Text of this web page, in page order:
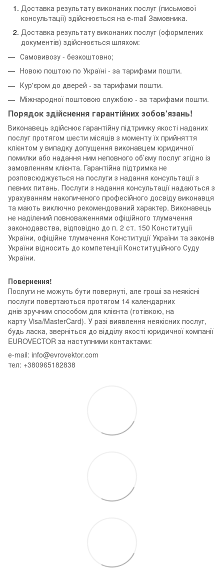
Доставка результату виконаних послуг (письмової
консультації) здійснюється на e-mail Замовника.
Доставка результату виконаних послуг (оформлених
документів) здійснюється шляхом:
Самовивозу - безкоштовно;
Новою поштою по Україні - за тарифами пошти.
Кур'єром до дверей - за тарифами пошти.
Міжнародної поштовою службою - за тарифами пошти.
Порядок здійснення гарантійних зобов'язань!
Виконавець здійснює гарантійну підтримку якості наданих
послуг протягом шести місяців з моменту їх прийняття
клієнтом у випадку допущення виконавцем юридичної
помилки або надання ним неповного об’єму послуг згідно із
замовленням клієнта. Гарантійна підтримка не
розповсюджується на послуги з надання консультації з
певних питань. Послуги з надання консультації надаються з
урахуванням накопиченого професійного досвіду виконавця
та мають виключно рекомендований характер. Виконавець
не наділений повноваженнями офіційного тлумачення
законодавства, відповідно до п. 2 ст. 150 Конституції
України, офіційне тлумачення Конституції України та законів
України відносить до компетенції Конституційного Суду
України.
Повернення!
Послуги не можуть бути повернуті, але гроші за неякісні
послуги повертаються протягом 14 календарних
днів зручним способом для клієнта (готівкою, на
карту Visa/MasterCard). У разі виявлення неякісних послуг,
будь ласка, зверніться до відділу якості юридичної компанії
EUROVECTOR за наступними контактами:
е-mail: info@evrovektor.com
тел: +380965182838